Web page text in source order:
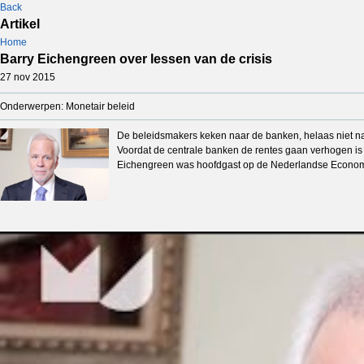
Back
Artikel
Home
Barry Eichengreen over lessen van de crisis
27 nov 2015
Onderwerpen: Monetair beleid
De beleidsmakers keken naar de banken, helaas niet
Voordat de centrale banken de rentes gaan verhogen
Eichengreen was hoofdgast op de Nederlandse